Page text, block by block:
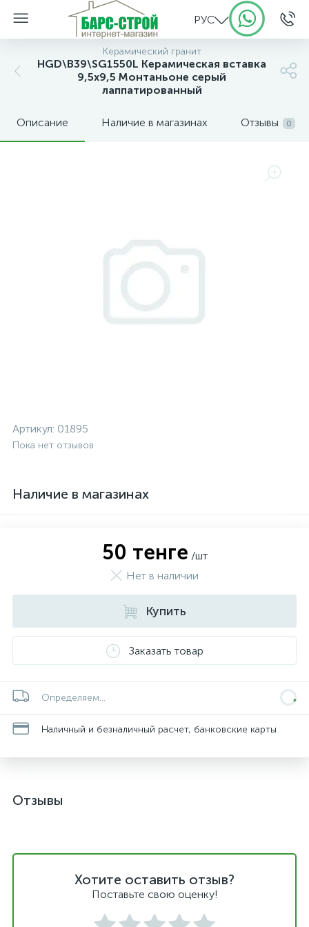
РУС
Керамический гранит
HGD\B39\SG1550L Керамическая вставка
9,5х9,5 Монтаньоне серый
лаппатированный
Описание Наличие в магазинах Отзывы 0
Артикул: 01895
Пока нет отзывов
Наличие в магазинах
50 тенге /шт
Нет в наличии
Купить
Заказать товар
Определяем...
Наличный и безналичный расчет, банковские карты
Отзывы
Хотите оставить отзыв?
Поставьте свою оценку!